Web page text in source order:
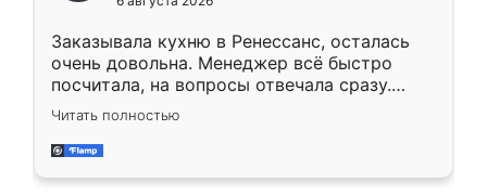
мебели буду заказывать только здесь.
Заказывала кухню в Ренессанс, осталась
очень довольна. Менеджер всё быстро
посчитала, на вопросы отвечала сразу.
Замерщик приехал в субботу, подошёл к
делу со всей ответственностью. Собрали
за день, ребята работали аккуратно, даже
Читать полностью